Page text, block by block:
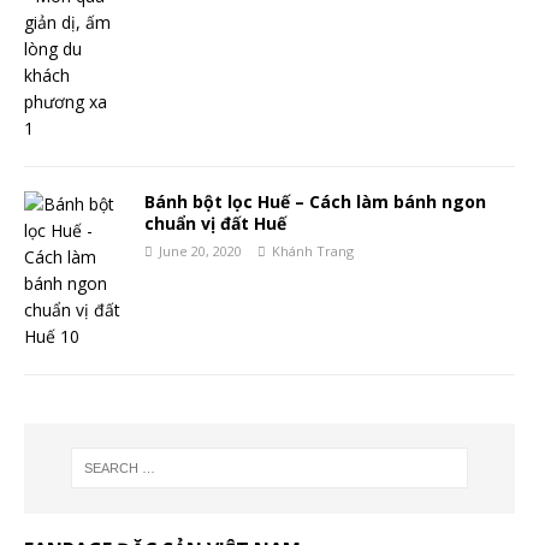
Bánh bột lọc Huế – Cách làm bánh ngon
chuẩn vị đất Huế
June 20, 2020 Khánh Trang